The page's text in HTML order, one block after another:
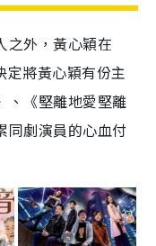
之外，黃心穎在
定將黃心穎有份主
、《堅離地愛堅離
同劇演員的心血付